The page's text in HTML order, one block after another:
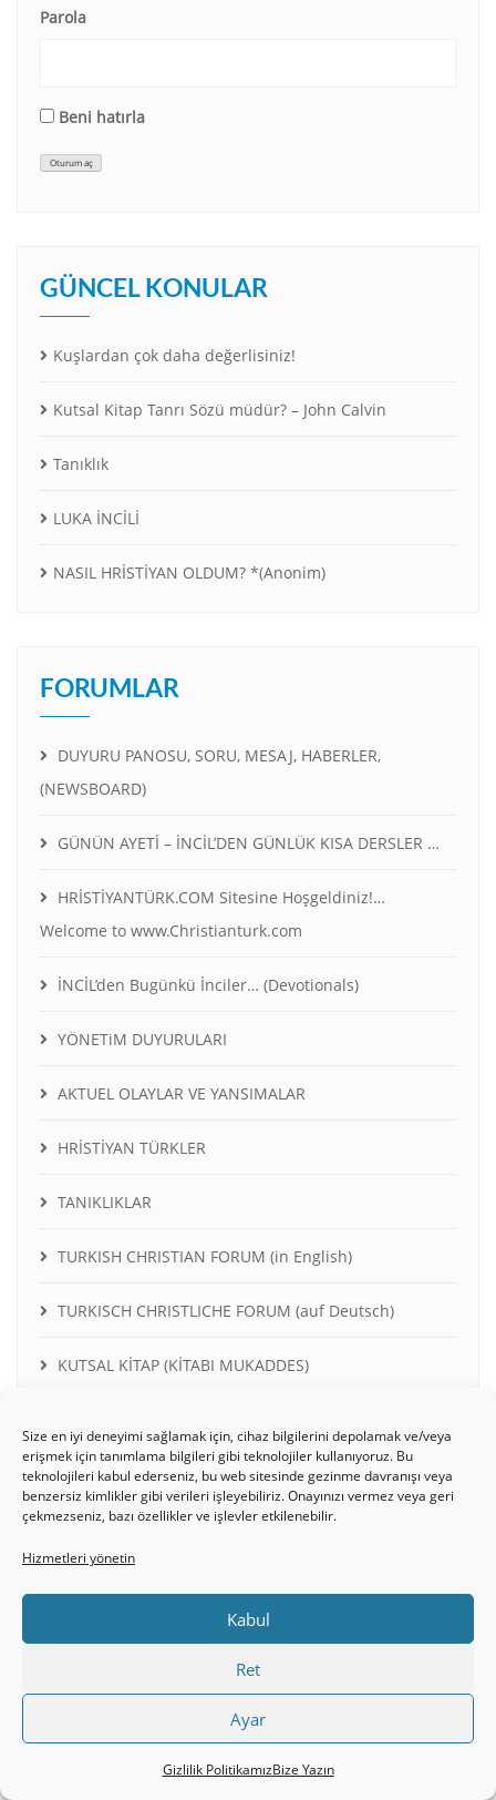
Size en iyi deneyimi sağlamak için, cihaz bilgilerini depolamak ve/veya
erişmek için tanımlama bilgileri gibi teknolojiler kullanıyoruz. Bu
teknolojileri kabul ederseniz, bu web sitesinde gezinme davranışı veya
benzersiz kimlikler gibi verileri işleyebiliriz. Onayınızı vermez veya geri
çekmezseniz, bazı özellikler ve işlevler etkilenebilir.
Hizmetleri yönetin
Kabul
Ret
Ayar
Gizlilik PolitikamızBize Yazın
Parola
Beni hatırla
Oturum aç
GÜNCEL KONULAR
Kuşlardan çok daha değerlisiniz!
Kutsal Kitap Tanrı Sözü müdür? – John Calvin
Tanıklık
LUKA İNCİLİ
NASIL HRİSTİYAN OLDUM? *(Anonim)
FORUMLAR
DUYURU PANOSU, SORU, MESAJ, HABERLER,
(NEWSBOARD)
GÜNÜN AYETİ – İNCİL’DEN GÜNLÜK KISA DERSLER …
HRİSTİYANTÜRK.COM Sitesine Hoşgeldiniz!…
Welcome to www.Christianturk.com
İNCİL’den Bugünkü İnciler… (Devotionals)
YÖNETiM DUYURULARI
AKTUEL OLAYLAR VE YANSIMALAR
HRİSTİYAN TÜRKLER
TANIKLIKLAR
TURKISH CHRISTIAN FORUM (in English)
TURKISCH CHRISTLICHE FORUM (auf Deutsch)
KUTSAL KİTAP (KİTABI MUKADDES)
KURTULUŞ (SETERYOLOJİ)
HRİSTİYAN İNANCI (Mesih İnancı Teolojisi)
EN ÇOK SORULANLAR
KELAM WEB TV, GÖRÜNTÜLÜ VE SESLI DOSYALAR